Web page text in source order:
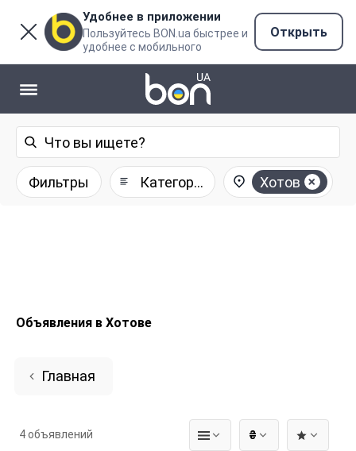
Удобнее в приложении
Пользуйтесь BON.ua быстрее и
удобнее с мобильного
Открыть
Фильтры Категории Хотов
Объявления в Хотове
Главная
₴
4 объявлений